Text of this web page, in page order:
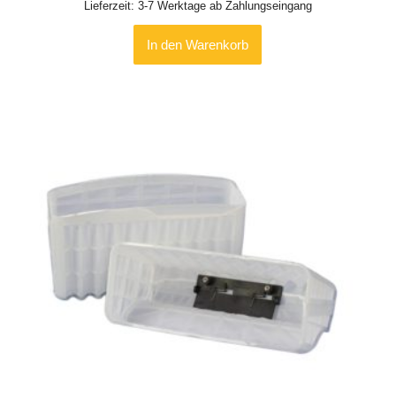
Lieferzeit: 3-7 Werktage ab Zahlungseingang
In den Warenkorb